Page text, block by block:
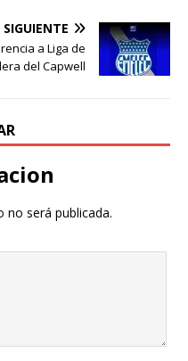
SIGUIENTE
a Liga de
del Capwell
no será publicada.